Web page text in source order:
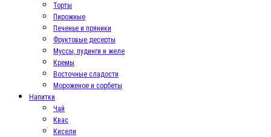
Торты
Пирожные
Печенье и пряники
Фруктовые десерты
Муссы, пудинги и желе
Кремы
Восточные сладости
Мороженое и сорбеты
Напитки
Чай
Квас
Кисели